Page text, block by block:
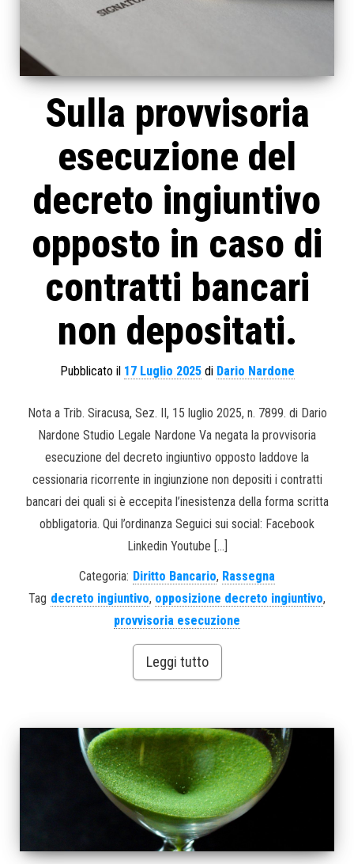
Sulla provvisoria
esecuzione del
decreto ingiuntivo
opposto in caso di
contratti bancari
non depositati.
Pubblicato il 17 Luglio 2025di Dario Nardone
Nota a Trib. Siracusa, Sez. II, 15 luglio 2025, n. 7899. di Dario
Nardone Studio Legale Nardone Va negata la provvisoria
esecuzione del decreto ingiuntivo opposto laddove la
cessionaria ricorrente in ingiunzione non depositi i contratti
bancari dei quali si è eccepita l’inesistenza della forma scritta
obbligatoria. Qui l’ordinanza Seguici sui social: Facebook
Linkedin Youtube […]
Categoria: Diritto Bancario, Rassegna
Tag decreto ingiuntivo, opposizione decreto ingiuntivo,
provvisoria esecuzione
Leggi tutto